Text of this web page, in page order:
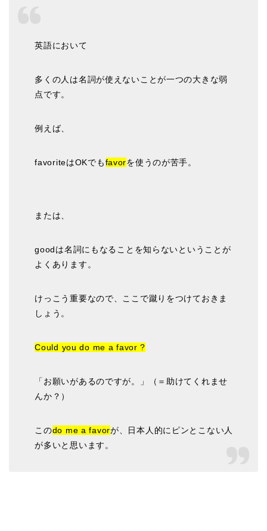
英語において
多くの人は名詞が使えないことが一つの大きな弱
点です。
例えば、
favoriteはOKでもfavorを使うのが苦手。
または、
goodは名詞にもなることを知らないということが
よくあります。
けっこう重要なので、ここで蹴りをつけておきま
しょう。
Could you do me a favor ?
「お願いがあるのですが。」（＝助けてくれませ
んか？）
このdo me a favorが、日本人的にピンとこない人
が多いと思います。